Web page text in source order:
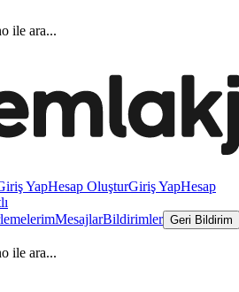
ile ara...
YapHesap OluşturGiriş YapHesap
MesajlarBildirimler Geri Bildirim
ile ara...